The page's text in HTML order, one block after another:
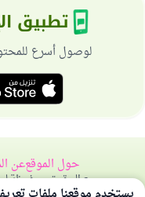
تطبيق
لوصول أسرع
حول الموقععن
جميع الحقوق محفوظة لموقع